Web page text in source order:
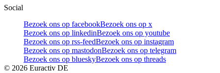
Social
Bezoek ons op facebookBezoek ons op x
Bezoek ons op linkedinBezoek ons op youtube
Bezoek ons op rss-feedBezoek ons op instagram
Bezoek ons op mastodonBezoek ons op telegram
Bezoek ons op blueskyBezoek ons op threads
© 2026 Euractiv DE